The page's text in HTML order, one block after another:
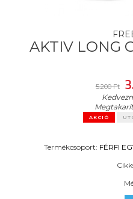
AKTIV LONG
5.200 Ft
AKCIÓ
Termékcsoport: FÉRFI